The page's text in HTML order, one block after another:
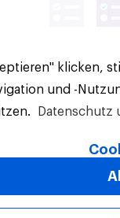
klicken,
und -
Datenschutz